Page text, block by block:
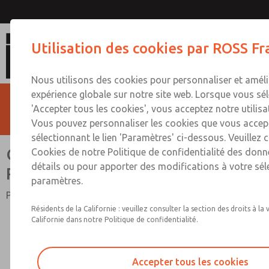
Connecteurs Electriques
Précâblés
Pour Bobines de Vannes
Utilisation des cookies par ROSS
Nous utilisons des cookies pour personnaliser et
expérience globale sur notre site web. Lorsque vous
'Accepter tous les cookies', vous acceptez notre
Vous pouvez personnaliser les cookies que vous
sélectionnant le lien 'Paramètres' ci-dessous. Veuillez
Cookies de notre Politique de confidentialité des
détails ou pour apporter des modifications à votre
paramètres.
Résidents de la Californie : veuillez consulter la section des droits à la
Californie dans notre Politique de confidentialité.
Accepter tous les cookies